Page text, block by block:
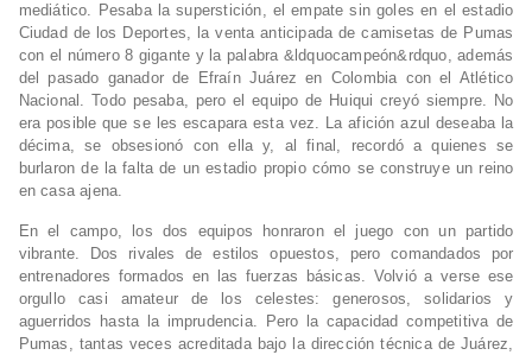
mediático. Pesaba la superstición, el empate sin goles en el estadio
Ciudad de los Deportes, la venta anticipada de camisetas de Pumas
con el número 8 gigante y la palabra &ldquocampeón&rdquo, además
del pasado ganador de Efraín Juárez en Colombia con el Atlético
Nacional. Todo pesaba, pero el equipo de Huiqui creyó siempre. No
era posible que se les escapara esta vez. La afición azul deseaba la
décima, se obsesionó con ella y, al final, recordó a quienes se
burlaron de la falta de un estadio propio cómo se construye un reino
en casa ajena.
En el campo, los dos equipos honraron el juego con un partido
vibrante. Dos rivales de estilos opuestos, pero comandados por
entrenadores formados en las fuerzas básicas. Volvió a verse ese
orgullo casi amateur de los celestes: generosos, solidarios y
aguerridos hasta la imprudencia. Pero la capacidad competitiva de
Pumas, tantas veces acreditada bajo la dirección técnica de Juárez,